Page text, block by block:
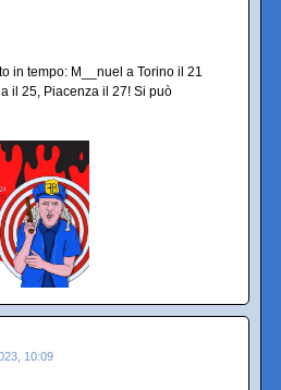
in tempo: M__nuel a Torino il 21
il 25, Piacenza il 27! Si può
10:09